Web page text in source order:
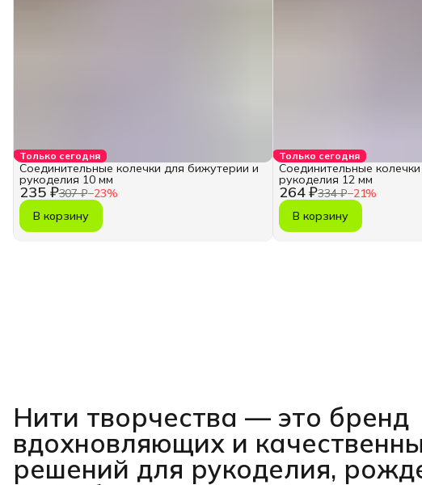
Только сегодня
235 ₽307 ₽−23%
Соединительные колечки для бижутерии и
рукоделия 10 мм
В корзину
Только сегодня
264 ₽334 ₽−21%
Соединительные
рукоделия 12 мм
В корзину
Нити творчества — это бренд
вдохновляющих и
решений для рукоделия,